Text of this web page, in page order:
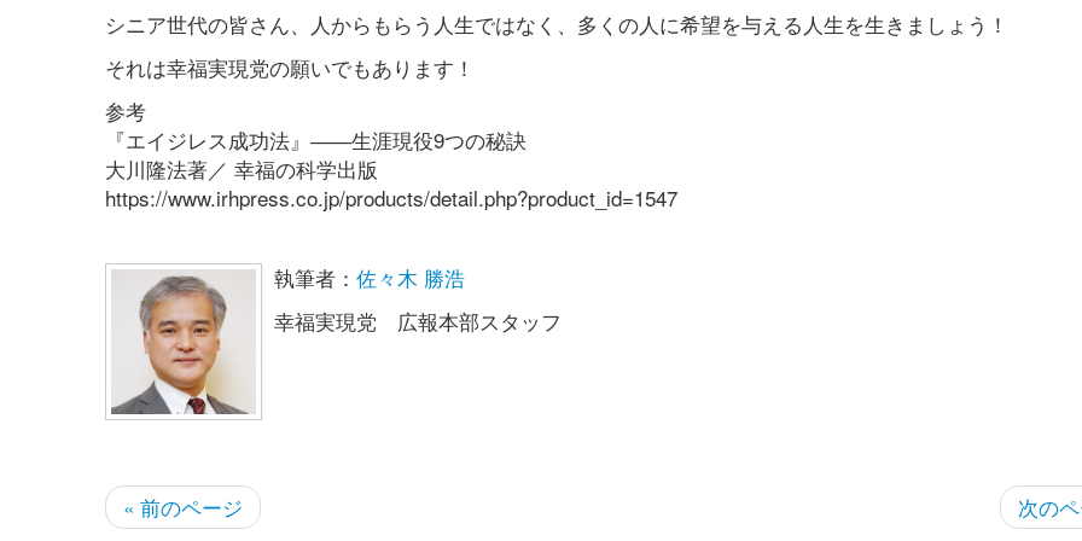
シニア世代の皆さん、人からもらう人生ではなく、多くの人に希望を与える人生を生きましょう！
それは幸福実現党の願いでもあります！
参考
『エイジレス成功法』――生涯現役9つの秘訣
大川隆法著／ 幸福の科学出版
https://www.irhpress.co.jp/products/detail.php?product_id=1547
執筆者： 佐々木 勝浩
幸福実現党 広報本部スタッフ
« 前のページ 次の